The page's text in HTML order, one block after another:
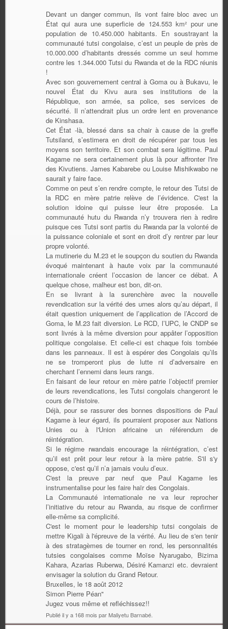
Devant un danger commun, ils vont faire bloc avec un
État qui aura une superficie de 124.553 km² pour une
population de 10.450.000 habitants. En soustrayant la
communauté tutsi congolaise, c’est un peuple de près de
10.000.000 d’habitants dressés comme un seul homme
contre les 1.344.000 Tutsi du Rwanda et de la RDC réunis
!
Avec son gouvernement central à Goma ou à Bukavu, le
nouvel État du Kivu aura ses institutions de la
République, son armée, sa police, ses services de
sécurité. Il n’attendrait plus un ordre lent en provenance
de Kinshasa.
Cet État -là, blessé dans sa chair à cause de la greffe
Tutsiland, s’estimera en droit de récupérer par tous les
moyens son territoire. Et son combat sera légitime. Paul
Kagame ne sera certainement plus là pour affronter l'ire
des Kivutiens. James Kabarebe ou Louise Mishikwabo ne
saurait y faire face.
Comme on peut s’en rendre compte, le retour des Tutsi de
la RDC en mère patrie relève de l’évidence. C'est la
solution idoine qui puisse leur être proposée. La
communauté hutu du Rwanda n’y trouvera rien à redire
puisque ces Tutsi sont partis du Rwanda par la volonté de
la puissance coloniale et sont en droit d’y rentrer par leur
propre volonté.
La mutinerie du M.23 et le soupçon du soutien du Rwanda
évoqué maintenant à haute voix par la communauté
internationale créent l’occasion de lancer ce débat. A
quelque chose, malheur est bon, dit-on.
En se livrant à la surenchère avec la nouvelle
revendication sur la vérité des urnes alors qu’au départ, il
était question uniquement de l’application de l’Accord de
Goma, le M.23 fait diversion. Le RCD, l’UPC, le CNDP se
sont livrés à la même diversion pour appâter l’opposition
politique congolaise. Et celle-ci est chaque fois tombée
dans les panneaux. Il est à espérer des Congolais qu’ils
ne se tromperont plus de lutte ni d’adversaire en
cherchant l’ennemi dans leurs rangs.
En faisant de leur retour en mère patrie l’objectif premier
de leurs revendications, les Tutsi congolais changeront le
cours de l’histoire.
Déjà, pour se rassurer des bonnes dispositions de Paul
Kagame à leur égard, ils pourraient proposer aux Nations
Unies ou à l'Union africaine un référendum de
réintégration.
Si le régime rwandais encourage la réintégration, c’est
qu’il est prêt pour leur retour à la mère patrie. S'il s'y
oppose, c'est qu’il n’a jamais voulu d’eux.
C'est la preuve par neuf que Paul Kagame les
instrumentalise pour les faire haïr des Congolais.
La Communauté internationale ne va leur reprocher
l’initiative du retour au Rwanda, au risque de confirmer
elle-même sa complicité.
C'est le moment pour le leadership tutsi congolais de
mettre Kigali à l'épreuve de la vérité. Au lieu de s'en tenir
à des stratagèmes de tourner en rond, les personnalités
tutsies congolaises comme Moïse Nyarugabo, Bizima
Kahara, Azarias Ruberwa, Désiré Kamanzi etc. devraient
envisager la solution du Grand Retour.
Bruxelles, le 18 août 2012
Simon Pierre Péan"
Jugez vous même et refléchissez!!
Publié il y a 168 mois par Maliyetu Barnabé.